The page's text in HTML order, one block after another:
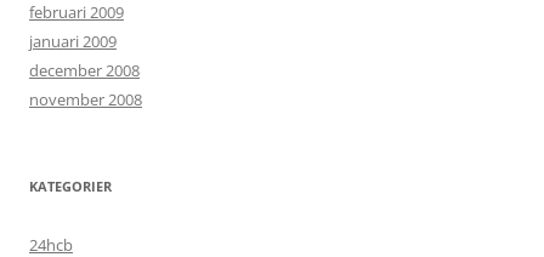
februari 2009
januari 2009
december 2008
november 2008
KATEGORIER
24hcb